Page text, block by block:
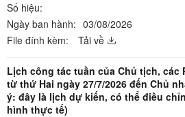
Số hiệu:
Ngày ban hành: 03/08/2026
File đính kèm:
Tải về
Lịch công tác tuần của Chủ tịch, các
từ thứ Hai ngày 27/7/2026 đến Chủ
ý: đây là lịch dự kiến, có thể điều
hình thực tế)